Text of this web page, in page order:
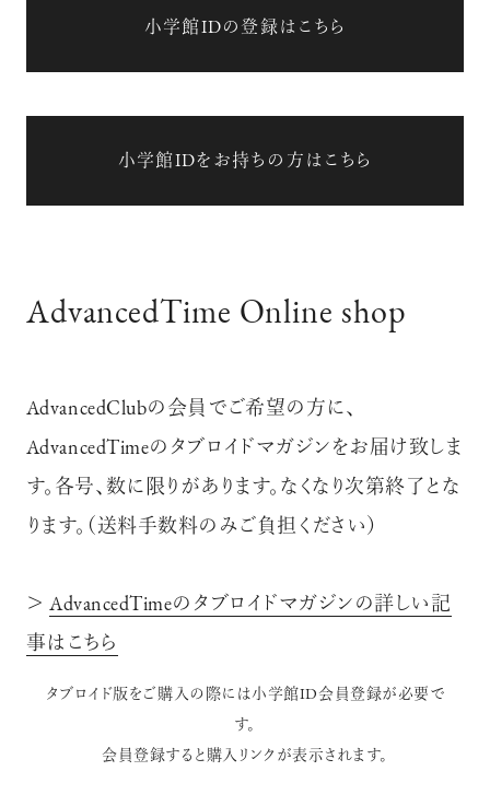
小学館IDの登録はこちら
小学館IDをお持ちの方はこちら
AdvancedTime Online shop
AdvancedClubの会員でご希望の方に、
AdvancedTimeのタブロイドマガジンをお届け致しま
す。各号、数に限りがあります。なくなり次第終了とな
ります。（送料手数料のみご負担ください）
＞ AdvancedTimeのタブロイドマガジンの詳しい記
事はこちら
タブロイド版をご購入の際には小学館ID会員登録が必要で
す。
会員登録すると購入リンクが表示されます。